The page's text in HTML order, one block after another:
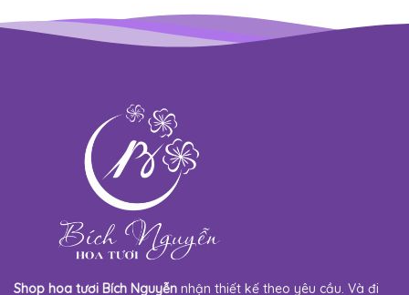
Shop hoa tươi Bích Nguyễn nhận thiết kế theo yêu cầu. Và đi